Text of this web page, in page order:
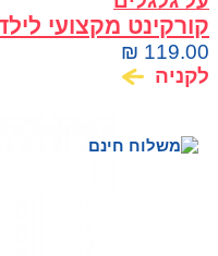
120 מ"מ
₪ 119.00
לקניה